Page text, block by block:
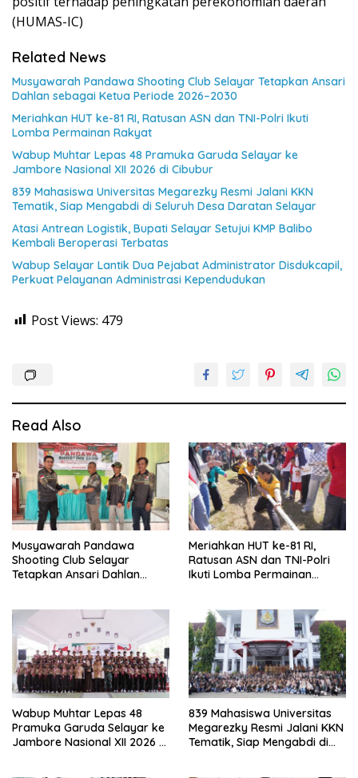
(HUMAS-IC)
Related News
Musyawarah Pandawa Shooting Club Selayar Tetapkan Ansari
Dahlan sebagai Ketua Periode 2026–2030
Meriahkan HUT ke-81 RI, Ratusan ASN dan TNI-Polri Ikuti
Lomba Permainan Rakyat
Wabup Muhtar Lepas 48 Pramuka Garuda Selayar ke
Jambore Nasional XII 2026 di Cibubur
839 Mahasiswa Universitas Megarezky Resmi Jalani KKN
Tematik, Siap Mengabdi di Seluruh Desa Daratan Selayar
Atasi Antrean Logistik, Bupati Selayar Setujui KMP Balibo
Kembali Beroperasi Terbatas
Wabup Selayar Lantik Dua Pejabat Administrator Disdukcapil,
Perkuat Pelayanan Administrasi Kependudukan
Post Views: 479
Read Also
Musyawarah Pandawa
Shooting Club Selayar
Tetapkan Ansari Dahlan
Meriahkan HUT ke-81 RI,
Ratusan ASN dan TNI-Polri
Ikuti Lomba Permainan
Wabup Muhtar Lepas 48
Pramuka Garuda Selayar ke
Jambore Nasional XII 2026 di
839 Mahasiswa Universitas
Megarezky Resmi Jalani KKN
Tematik, Siap Mengabdi di